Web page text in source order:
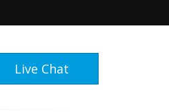
Live Chat